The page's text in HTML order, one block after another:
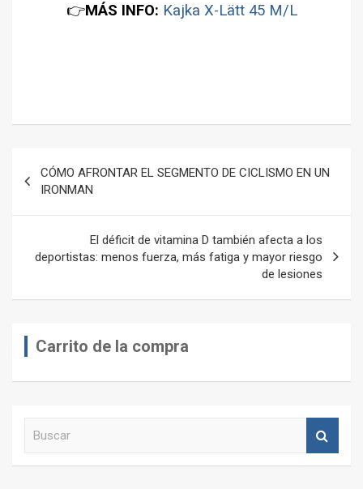
👉MÁS INFO: Kajka X-Lätt 45 M/L
Navegación
de
entradas
CÓMO AFRONTAR EL SEGMENTO DE CICLISMO EN UN
IRONMAN
El déficit de vitamina D también afecta a los
deportistas: menos fuerza, más fatiga y mayor riesgo
de lesiones
Carrito de la compra